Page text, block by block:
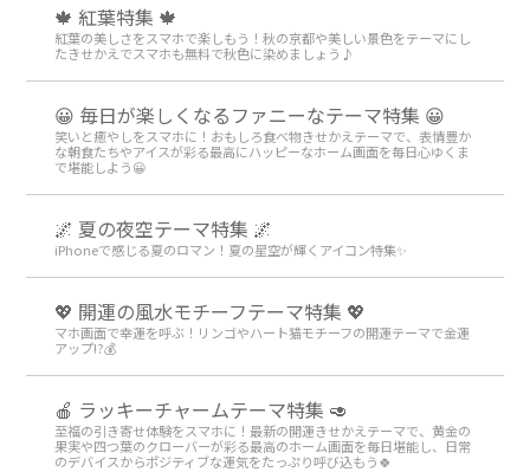
🍁 紅葉特集 🍁
紅葉の美しさをスマホで楽しもう！秋の京都や美しい景色をテーマにし
たきせかえでスマホも無料で秋色に染めましょう♪
😀 毎日が楽しくなるファニーなテーマ特集 😀
笑いと癒やしをスマホに！おもしろ食べ物きせかえテーマで、表情豊か
な朝食たちやアイスが彩る最高にハッピーなホーム画面を毎日心ゆくま
で堪能しよう😀
🌌 夏の夜空テーマ特集 🌌
iPhoneで感じる夏のロマン！夏の星空が輝くアイコン特集✨
💖 開運の風水モチーフテーマ特集 💖
マホ画面で幸運を呼ぶ！リンゴやハート猫モチーフの開運テーマで金運
アップ!?💰
🍎 ラッキーチャームテーマ特集 🥑
至福の引き寄せ体験をスマホに！最新の開運きせかえテーマで、黄金の
果実や四つ葉のクローバーが彩る最高のホーム画面を毎日堪能し、日常
のデバイスからポジティブな運気をたっぷり呼び込もう🍀